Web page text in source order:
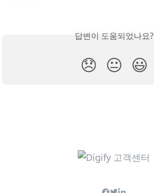
답변이 도움되었나요?
😞 😐 😃